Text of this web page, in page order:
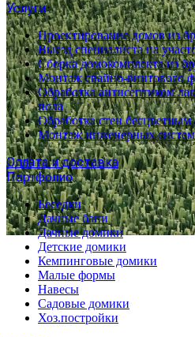
Услуги
Проектирование домов из
Выезд специалиста на
Сборка домокомплекта из
Монтаж свайно-винтового
Обработка антисептиком
пола
Обработка стен бесцветным
Монтаж инженерных систем
Оплата и доставка
Портфолио
Беседки
Дачные бани
Дачные домики
Детские домики
Кемпинговые домики
Малые формы
Навесы
Садовые домики
Хоз.постройки